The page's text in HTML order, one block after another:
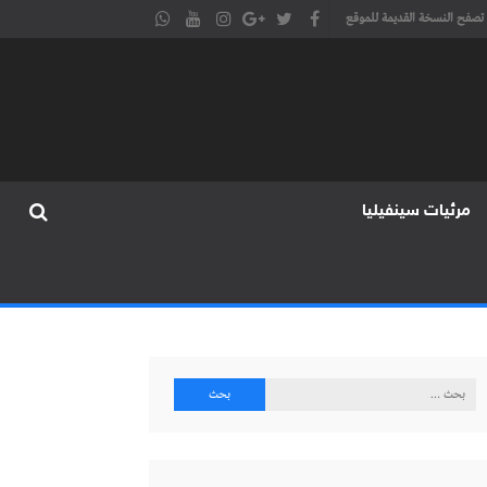
تصفح النسخة القديمة للموقع
مرئيات سينفيليا
البحث